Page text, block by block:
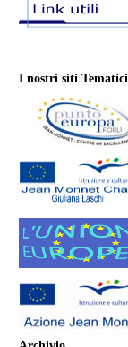
I nostri siti Tematici